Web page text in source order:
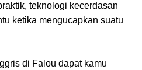
teknologi kecerdasan
ketika mengucapkan suatu
di Falou dapat kamu